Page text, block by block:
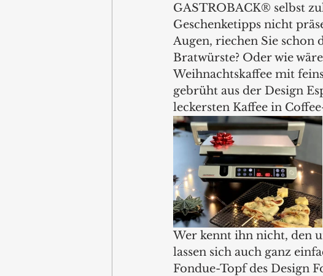
GASTROBACK® selbst
Geschenketipps nicht
Augen, riechen Sie
Bratwürste? Oder wie
Weihnachtskaffee mit
gebrüht aus der Design
leckersten Kaffee in
Wer kennt ihn nicht, den
lassen sich auch ganz
Fondue-Topf des Design